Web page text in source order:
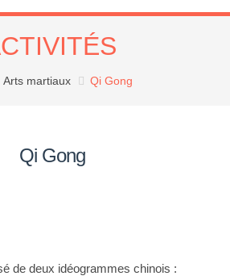
Arts martiaux Qi Gong
Qi Gong
de deux idéogrammes chinois :